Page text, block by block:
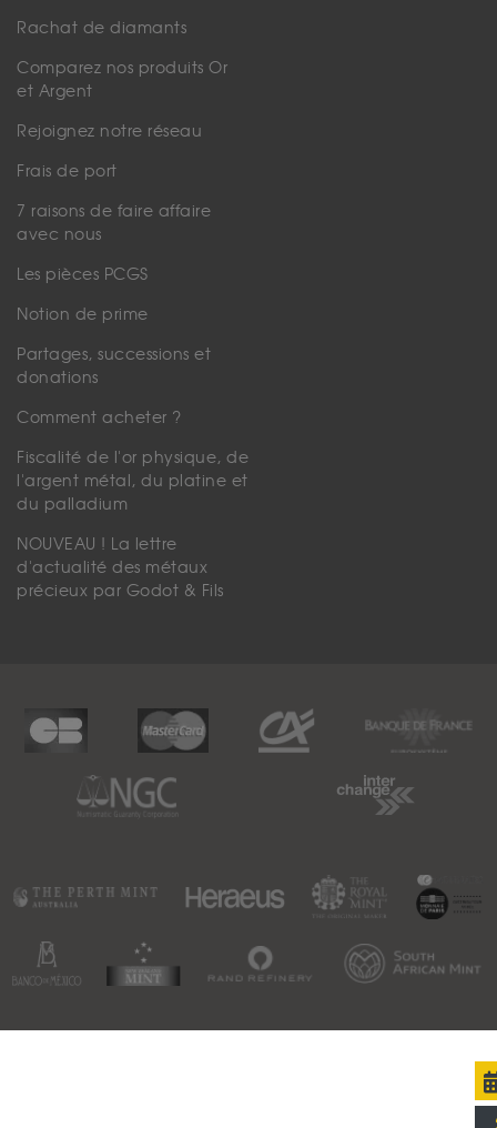
Rachat de diamants
Comparez nos produits Or
et Argent
Rejoignez notre réseau
Frais de port
7 raisons de faire affaire
avec nous
Les pièces PCGS
Notion de prime
Partages, successions et
donations
Comment acheter ?
Fiscalité de l'or physique, de
l'argent métal, du platine et
du palladium
NOUVEAU ! La lettre
d'actualité des métaux
précieux par Godot & Fils